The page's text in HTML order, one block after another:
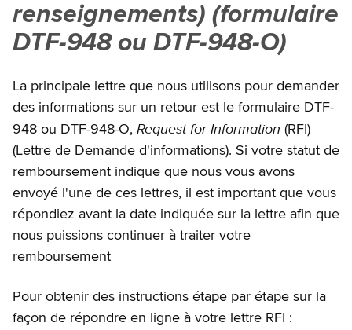
renseignements) (formulaire
DTF-948 ou DTF-948-O)
La principale lettre que nous utilisons pour demander
des informations sur un retour est le formulaire DTF-
948 ou DTF-948-O, Request for Information (RFI)
(Lettre de Demande d'informations). Si votre statut de
remboursement indique que nous vous avons
envoyé l'une de ces lettres, il est important que vous
répondiez avant la date indiquée sur la lettre afin que
nous puissions continuer à traiter votre
remboursement
Pour obtenir des instructions étape par étape sur la
façon de répondre en ligne à votre lettre RFI :